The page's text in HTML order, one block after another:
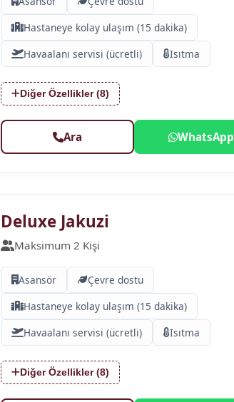
Hastaneye kolay ulaşım (15 dakika)
Havaalanı servisi (ücretli)
Isıtma
Diğer Özellikler (8)
Ara WhatsApp
Deluxe Jakuzi
Maksimum 2 Kişi
Asansör
Çevre dostu
Hastaneye kolay ulaşım (15 dakika)
Havaalanı servisi (ücretli)
Isıtma
Diğer Özellikler (8)